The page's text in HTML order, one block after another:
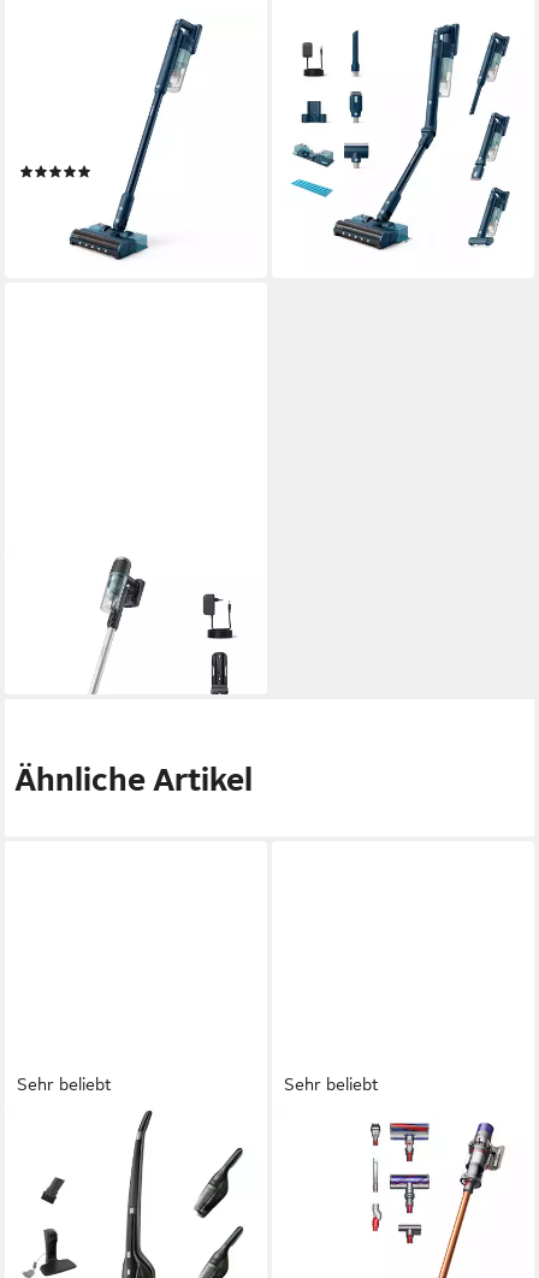
Bodenstaubsauger
XC5141/01, PowerCyclone
10-Technologie, LED-
Elektrobürste, 60 Min.
Laufzeit
mtl. in 24 Raten
lieferbar - in 3-4 Werktagen bei dir
Akku-Hand-und
Stielstaubsauger XC5244/10,
60 Min Laufzeit, LED-Düse,
Aquamodul, Tierhaardüse
ab 299,99 €
UVP
399,99 €
14,90 €
mtl. in 24 Raten
lieferbar - in 2-3 Werktagen bei dir
Stielstaubsauger
mtl. in 24 Raten
lieferbar - in 4-5 Werktagen bei dir
Ähnliche Artikel
Sehr beliebt
Akku-Hand-und
Stielstaubsauger CX7-2-
2200 W
Leistung
0,5 l
Größe Staubbehälter
Sehr beliebt
Akku-Hand-und
Stielstaubsauger V10
Leistung
Größe Staubbehälter